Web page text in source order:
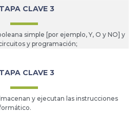
CLAVE 3
simple [por ejemplo, Y, O y NO] y
y programación;
CLAVE 3
y ejecutan las instrucciones